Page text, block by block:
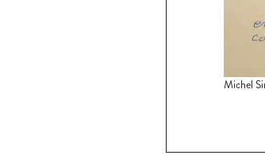
Michel